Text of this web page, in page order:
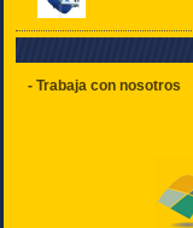
- Trabaja con nosotros